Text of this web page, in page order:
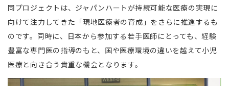
同プロジェクトは、ジャパンハートが持続可能な医療の実現に
向けて注力してきた「現地医療者の育成」をさらに推進するも
のです。同時に、日本から参加する若手医師にとっても、経験
豊富な専門医の指導のもと、国や医療環境の違いを越えて小児
医療と向き合う貴重な機会となります。